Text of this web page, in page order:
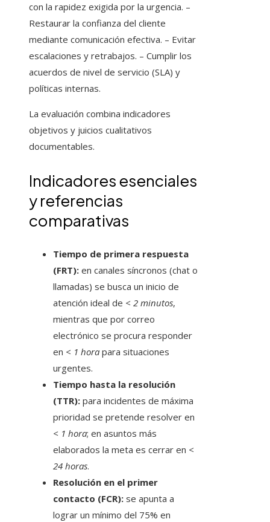
con la rapidez exigida por la urgencia. –
Restaurar la confianza del cliente
mediante comunicación efectiva. – Evitar
escalaciones y retrabajos. – Cumplir los
acuerdos de nivel de servicio (SLA) y
políticas internas.
La evaluación combina indicadores
objetivos y juicios cualitativos
documentables.
Indicadores esenciales
y referencias
comparativas
Tiempo de primera respuesta
(FRT): en canales síncronos (chat o
llamadas) se busca un inicio de
atención ideal de < 2 minutos,
mientras que por correo
electrónico se procura responder
en < 1 hora para situaciones
urgentes.
Tiempo hasta la resolución
(TTR): para incidentes de máxima
prioridad se pretende resolver en
< 1 hora; en asuntos más
elaborados la meta es cerrar en <
24 horas.
Resolución en el primer
contacto (FCR): se apunta a
lograr un mínimo del 75% en